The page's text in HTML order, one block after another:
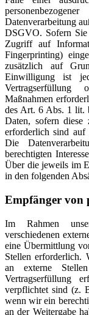
Datenverarbeitung
DSGVO. Sofern
Zugriff auf
Fingerprinting)
zusätzlich auf
Einwilligung ist
Vertragserfüllung
Maßnahmen
des Art. 6 Abs. 1 lit.
Daten, sofern
erforderlich sind
Die
berechtigten
Über die jeweils im
in den folgenden
Empfänger von
Im Rahmen
verschiedenen
eine Übermittlung
Stellen erforderlich.
an externe
Vertragserfüllung
verpflichtet sind (z.
wenn wir ein
an der Weitergabe